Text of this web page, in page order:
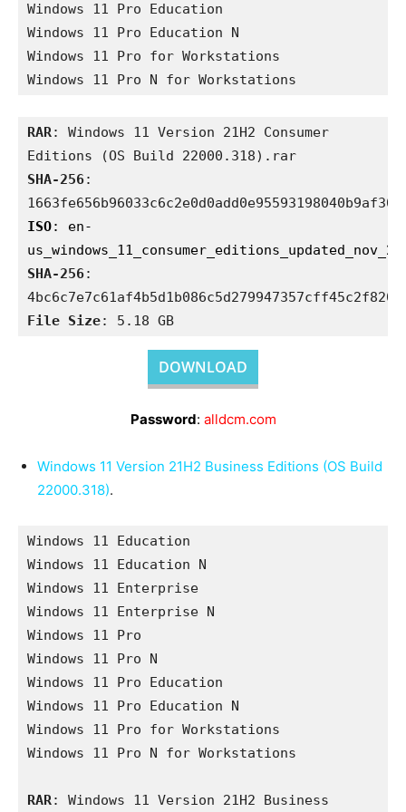
Windows 11 Pro Education
Windows 11 Pro Education N
Windows 11 Pro for Workstations
Windows 11 Pro N for Workstations
RAR: Windows 11 Version 21H2 Consumer
SHA-256:
ISO: en-
SHA-256:
File Size: 5.18 GB
DOWNLOAD
Password: alldcm.com
Windows 11 Version 21H2 Business Editions (OS Build
22000.318).
Windows 11 Education
Windows 11 Education N
Windows 11 Enterprise
Windows 11 Enterprise N
Windows 11 Pro
Windows 11 Pro N
Windows 11 Pro Education
Windows 11 Pro Education N
Windows 11 Pro for Workstations
Windows 11 Pro N for Workstations
RAR: Windows 11 Version 21H2 Business